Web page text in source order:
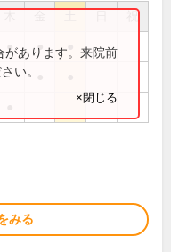
祝
● ●
があります。来院前
い。
×閉じる
みる